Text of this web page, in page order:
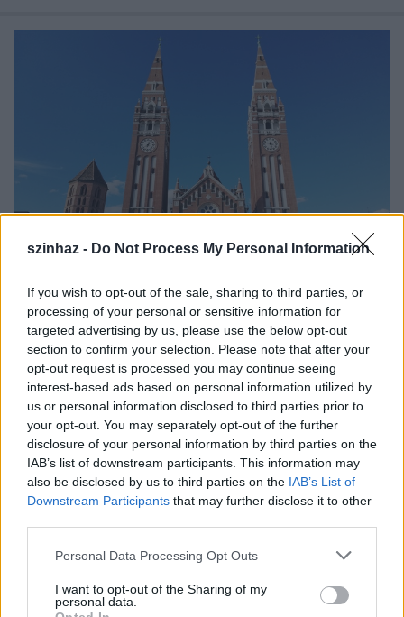
szinhaz - Do Not Process My Personal Information
If you wish to opt-out of the sale, sharing to third parties, or
processing of your personal or sensitive information for
targeted advertising by us, please use the below opt-out
section to confirm your selection. Please note that after your
opt-out request is processed you may continue seeing
interest-based ads based on personal information utilized by
us or personal information disclosed to third parties prior to
your opt-out. You may separately opt-out of the further
disclosure of your personal information by third parties on the
IAB’s list of downstream participants. This information may
also be disclosed by us to third parties on the IAB’s List of
Downstream Participants that may further disclose it to other
Please note that this website/app uses one or more Google
not limited to your visit or usage behaviour. You may click to
grant or deny consent to Google and its third-party tags to
Personal Data Processing Opt Outs
I want to opt-out of the Sharing of my
personal data.
Épül a Dóm téri szabadtéri színpad
mtothorsi•2020. július 16.
Megkezdődött a Szegedi Szabadtéri Játékok Dóm
téri játszóhelyének építése. A fesztivál ikonikus
helyszínének számító téren elsőként ...